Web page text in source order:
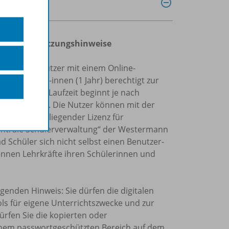
und Nutzungshinweise
Nutzer mit einem Online-
für Schüler/-innen (1 Jahr) berechtigt zur
Die Laufzeit beginnt je nach
Schlüssels. Die Nutzer können mit der
Bei vorliegender Lizenz für
Schülerverwaltung“ der Westermann
Schüler sich nicht selbst einen Benutzer-
Lehrkräfte ihren Schülerinnen und
Hinweis: Sie dürfen die digitalen
für eigene Unterrichtszwecke und zur
Sie die kopierten oder